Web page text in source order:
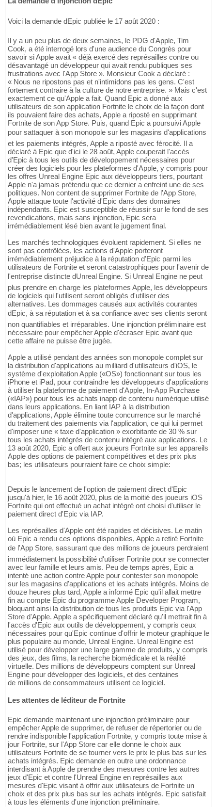
Voici la demande dEpic publiée le 17 août 2020 :
Il y a un peu plus de deux semaines, le PDG d'Apple, Tim
Cook, a été interrogé lors d'une audience du Congrès pour
savoir si Apple avait « déjà exercé des représailles contre ou
désavantagé un développeur qui avait rendu publiques ses
frustrations avec l'App Store ». Monsieur Cook a déclaré :
« Nous ne ripostons pas et n'intimidons pas les gens. C'est
fortement contraire à la culture de notre entreprise. » Mais c'est
exactement ce qu'Apple a fait. Quand Epic a donné aux
utilisateurs de son application Fortnite le choix de la façon dont
ils pouvaient faire des achats, Apple a riposté en supprimant
Fortnite de son App Store. Puis, quand Epic a poursuivi Apple
pour sattaquer à son monopole sur les magasins d'applications
et les paiements intégrés, Apple a riposté avec férocité. Il a
déclaré à Epic que d'ici le 28 août, Apple couperait l'accès
d'Epic à tous les outils de développement nécessaires pour
créer des logiciels pour les plateformes d'Apple, y compris pour
les offres Unreal Engine Epic aux développeurs tiers, pourtant
Apple n'a jamais prétendu que ce dernier a enfreint une de ses
politiques. Non content de supprimer Fortnite de l'App Store,
Apple attaque toute l'activité d'Epic dans des domaines
indépendants. Epic est susceptible de réussir sur le fond de ses
revendications, mais sans injonction, Epic sera
irrémédiablement lésé bien avant le jugement final.
Les marchés technologiques évoluent rapidement. Si elles ne
sont pas contrôlées, les actions d'Apple porteront
irrémédiablement préjudice à la réputation d'Epic parmi les
utilisateurs de Fortnite et seront catastrophiques pour l'avenir de
l'entreprise distincte dUnreal Engine. Si Unreal Engine ne peut
plus prendre en charge les plateformes Apple, les développeurs
de logiciels qui l'utilisent seront obligés d'utiliser des
alternatives. Les dommages causés aux activités courantes
dEpic, à sa réputation et à sa confiance avec ses clients seront
non quantifiables et irréparables. Une injonction préliminaire est
nécessaire pour empêcher Apple d'écraser Epic avant que
cette affaire ne puisse être jugée.
Apple a utilisé pendant des années son monopole complet sur
la distribution d'applications au milliard d'utilisateurs d'iOS, le
système d'exploitation Apple («OS») fonctionnant sur tous les
iPhone et iPad, pour contraindre les développeurs d'applications
à utiliser la plateforme de paiement d'Apple, In-App Purchase
(«IAP») pour tous les achats inapp de contenu numérique utilisé
dans leurs applications. En liant IAP à la distribution
d'applications, Apple élimine toute concurrence sur le marché
du traitement des paiements via l'application, ce qui lui permet
d'imposer une « taxe d'application » exorbitante de 30 % sur
tous les achats intégrés de contenu intégré aux applications. Le
13 août 2020, Epic a offert aux joueurs Fortnite sur les appareils
Apple des options de paiement compétitives et des prix plus
bas; les utilisateurs pourraient faire ce choix simple:
Depuis le lancement de l'option de paiement direct d'Epic
jusqu'à hier, le 16 août 2020, plus de la moitié des joueurs iOS
Fortnite qui ont effectué un achat intégré ont choisi d'utiliser le
paiement direct d'Epic via IAP.
Les représailles d'Apple ont été rapides et décisives. Le matin
où Epic a rendu ces options disponibles, Apple a retiré Fortnite
de l'App Store, sassurant que des millions de joueurs perdraient
immédiatement la possibilité d'utiliser Fortnite pour se connecter
avec leur famille et leurs amis. Peu de temps après, Epic a
intenté une action contre Apple pour contester son monopole
sur les magasins d'applications et les achats intégrés. Moins de
douze heures plus tard, Apple a informé Epic qu'il allait mettre
fin au compte Epic du programme Apple Developer Program,
bloquant ainsi la distribution de tous les produits Epic via l'App
Store d'Apple. Apple a spécifiquement déclaré qu'il mettrait fin à
l'accès d'Epic aux outils de développement, y compris ceux
nécessaires pour qu'Epic continue d'offrir le moteur graphique le
plus populaire au monde, Unreal Engine. Unreal Engine est
utilisé pour développer une large gamme de produits, y compris
des jeux, des films, la recherche biomédicale et la réalité
virtuelle. Des millions de développeurs comptent sur Unreal
Engine pour développer des logiciels, et des centaines
de millions de consommateurs utilisent ce logiciel.
Les attentes de léditeur de Fortnite
Epic demande maintenant une injonction préliminaire pour
empêcher Apple de supprimer, de refuser de répertorier ou de
rendre indisponible l'application Fortnite, y compris toute mise à
jour Fortnite, sur l'App Store car elle donne le choix aux
utilisateurs Fortnite de se tourner vers le prix le plus bas sur les
achats intégrés. Epic demande en outre une ordonnance
interdisant à Apple de prendre des mesures contre les autres
jeux d'Epic et contre l'Unreal Engine en représailles aux
mesures d'Epic visant à offrir aux utilisateurs de Fortnite un
choix et des prix plus bas sur les achats intégrés. Epic satisfait
à tous les éléments d'une injonction préliminaire.